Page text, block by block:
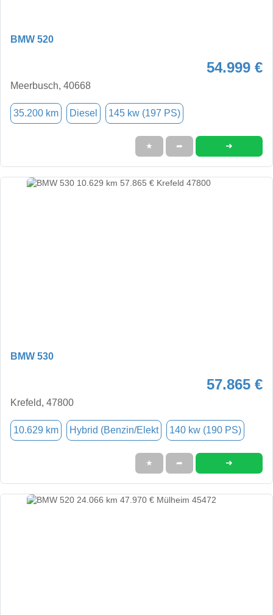
BMW 520
54.999 €
Meerbusch, 40668
35.200 km Diesel 145 kw (197 PS)
★ ➦ ➜
BMW 530
57.865 €
Krefeld, 47800
10.629 km Hybrid (Benzin/Elekt 140 kw (190 PS)
★ ➦ ➜